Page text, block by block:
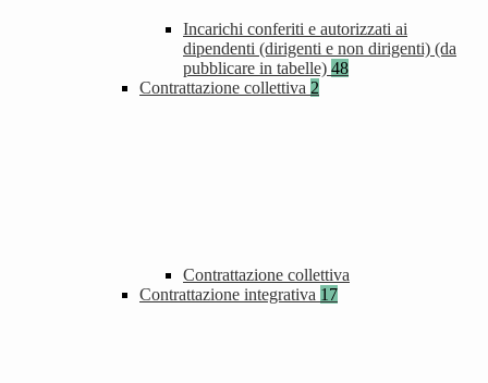
Incarichi conferiti e autorizzati ai
dipendenti (dirigenti e non dirigenti) (da
pubblicare in tabelle) 48
Contrattazione collettiva 2
Contrattazione collettiva
Contrattazione integrativa 17